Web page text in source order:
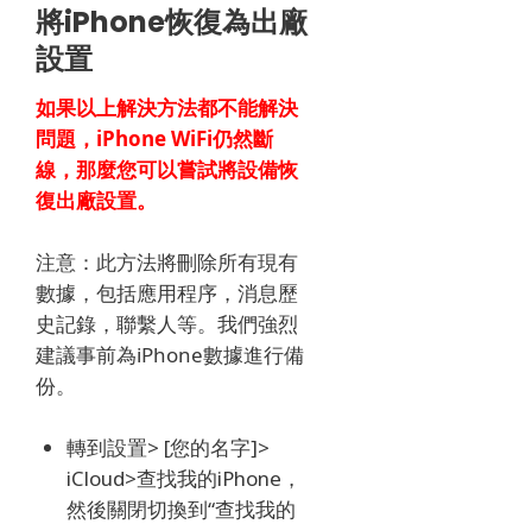
將iPhone恢復為出廠
設置
如果以上解決方法都不能解決
問題，iPhone WiFi仍然斷
線，那麼您可以嘗試將設備恢
復出廠設置。
注意：此方法將刪除所有現有
數據，包括應用程序，消息歷
史記錄，聯繫人等。我們強烈
建議事前為iPhone數據進行備
份。
轉到設置> [您的名字]>
iCloud>查找我的iPhone，
然後關閉切換到“查找我的